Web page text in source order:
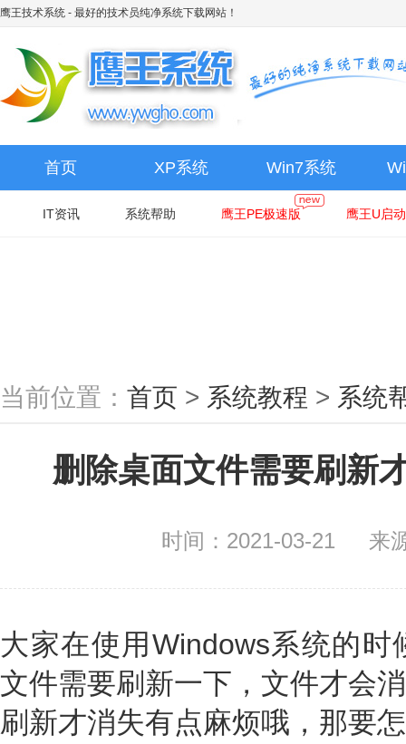
鹰王技术系统 - 最好的技术员纯净系统下载网站！
首页 XP系统 Win7系统
IT资讯 系统帮助 鹰王PE极速版 鹰王U启
当前位置： 首页 > 系统教程 > 系统
删除桌面文件需要刷新
时间：2021-03-21 来
大家在使用Windows系统的
文件需要刷新一下，文件才会
刷新才消失有点麻烦哦，那要